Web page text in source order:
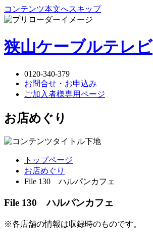
コンテンツ本文へスキップ
狭山ケーブルテレビ
0120-340-379
お問合せ・お申込み
ご加入者様専用ページ
お店めぐり
トップページ
お店めぐり
File 130 ハルパンカフェ
File 130 ハルパンカフェ
※各店舗の情報は収録時のものです。